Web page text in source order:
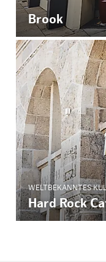
Brook
WELTBEKANNTES
Hard Rock